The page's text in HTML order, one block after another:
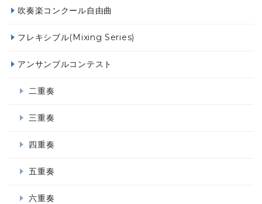
吹奏楽コンクール自由曲
フレキシブル(Mixing Series)
アンサンブルコンテスト
二重奏
三重奏
四重奏
五重奏
六重奏